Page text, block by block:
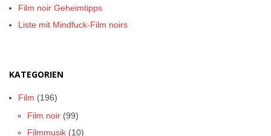
Film noir Geheimtipps
Liste mit Mindfuck-Film noirs
KATEGORIEN
Film (196)
Film noir (99)
Filmmusik (10)